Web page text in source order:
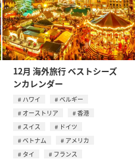
12月 海外旅行 ベストシーズ
ンカレンダー
ハワイ
ベルギー
オーストリア
香港
スイス
ドイツ
ベトナム
アメリカ
タイ
フランス